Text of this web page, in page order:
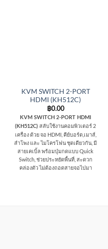
KVM SWITCH 2-PORT
HDMI (KH512C)
฿0.00
KVM SWITCH 2-PORT HDMI
(KH512C) สลับใช้งานคอมพิวเตอร์ 2
เครื่อง ด้วย จอ HDMI, คีย์บอร์ด,เมาส์,
ลำโพง และ ไมโครโฟน ชุดเดียวกัน, มี
สายเคเบิ้ล พร้อมปุ่มกดแบบ Quick
Switch, ช่วยประหยัดพื้นที่, สะดวก
คล่องตัว ไม่ต้องถอดสายจอไปมา